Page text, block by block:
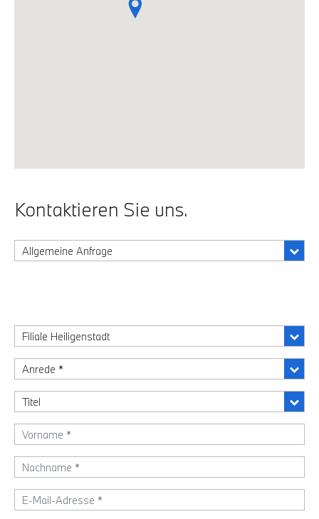
Kontaktieren Sie uns.